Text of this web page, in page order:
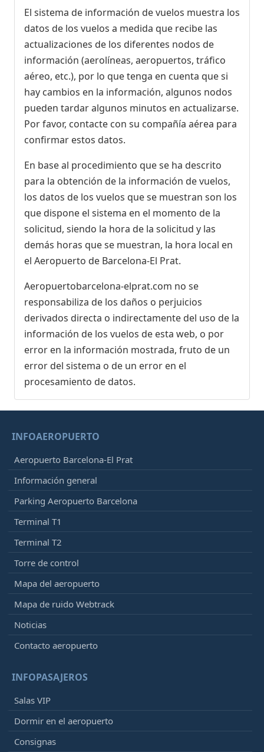
El sistema de información de vuelos muestra los
datos de los vuelos a medida que recibe las
actualizaciones de los diferentes nodos de
información (aerolíneas, aeropuertos, tráfico
aéreo, etc.), por lo que tenga en cuenta que si
hay cambios en la información, algunos nodos
pueden tardar algunos minutos en actualizarse.
Por favor, contacte con su compañía aérea para
confirmar estos datos.
En base al procedimiento que se ha descrito
para la obtención de la información de vuelos,
los datos de los vuelos que se muestran son los
que dispone el sistema en el momento de la
solicitud, siendo la hora de la solicitud y las
demás horas que se muestran, la hora local en
el Aeropuerto de Barcelona-El Prat.
Aeropuertobarcelona-elprat.com no se
responsabiliza de los daños o perjuicios
derivados directa o indirectamente del uso de la
información de los vuelos de esta web, o por
error en la información mostrada, fruto de un
error del sistema o de un error en el
procesamiento de datos.
INFOAEROPUERTO
Aeropuerto Barcelona-El Prat
Información general
Parking Aeropuerto Barcelona
Terminal T1
Terminal T2
Torre de control
Mapa del aeropuerto
Mapa de ruido Webtrack
Noticias
Contacto aeropuerto
INFOPASAJEROS
Salas VIP
Dormir en el aeropuerto
Consignas